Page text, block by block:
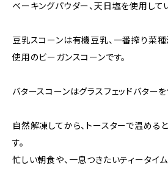
ベーキングパウダー、天日塩を使用して
豆乳スコーンは有機豆乳、一番搾り菜種
使用のビーガンスコーンです。
バタースコーンはグラスフェッドバターを
自然解凍してから、トースターで温める
す。
忙しい朝食や、一息つきたいティータイ